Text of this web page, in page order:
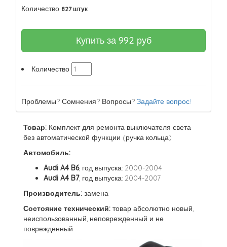
Количество 827 штук
Купить за 992 руб
Количество
Проблемы? Сомнения? Вопросы? Задайте вопрос!
Товар: Комплект для ремонта выключателя света
без автоматической функции (ручка кольца)
Автомобиль:
Audi A4 B6, год выпуска: 2000-2004
Audi A4 B7, год выпуска: 2004-2007
Производитель: замена
Состояние технический: товар абсолютно новый,
неиспользованный, неповрежденный и не
поврежденный